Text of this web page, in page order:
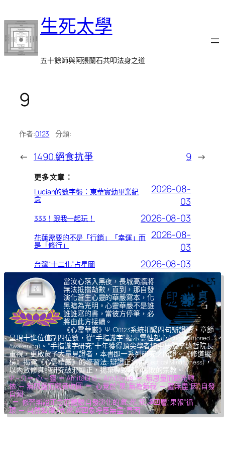
至
主
要
內
生死太學
五十餘師與阿張蘭石共叩法身之道
9
作者:0123 分類:
← 1490.絕食抗爭 9 →
更多文章：
Lucian的數字盤：東華實幼畢業紀
念
2026-08-
03
333！跟我一起玩！ 2026-08-03
花蓮需要的不是「行銷」「幸運」而
是「修行」
2026-08-
03
台灣“十二化”占星圖 2026-08-03
當汝心落入黑夜，長城高牆將
無法抵擋劫數，直到，那自發
演化蒼生心靈的華嚴寫本，化
黑暗為光明。心靈華嚴不是誰
誰誰寫的書，當彼方停筆，必
將由此方接續。
《心霊華厳》Ψ-Ω0123系統扣緊四句辦證法，章節
呈現十進位值制四位數，從“手指識字”揭示霊性起心(Unconditioned
Awakening) 。“手指識字研究”十年獲得頂尖學者如中研院李遠哲院長
重視，更啟蒙了大量見證者，本書即一系列研究之所證。《修道縱
橫》揭露《心霊華厳》的修習法: 辯證正念(Dialectical Mindfulness)，
以內斂修真的研究破邪顯正，揚棄導致核心腐敗的宗教。
Ψ – Ω ＝ 心 – 靈 ＝ Amitābhā – Amitāyus ＝ 無思量而臨光轉
依 ─ 無限量而觀音收圓 ＝ 心覺於“果”,無為無我 ─ 靈無盡“因”,自發
自圓
＝ 修習辯證正念而體驗自發演化的氣,光,我,凈四層“果報”循
環 ─ 自然如復,坤,乾,逅四象呼應無盡“善因”